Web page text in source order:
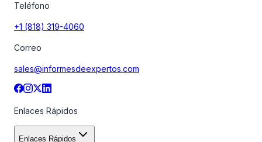
Teléfono
+1 (818) 319-4060
Correo
sales@informesdeexpertos.com
Enlaces Rápidos
Enlaces Rápidos